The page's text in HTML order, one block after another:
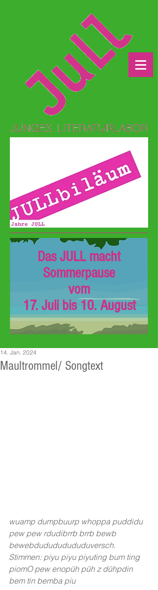
Das JULL macht
Sommerpause
vom
17. Juli bis 10. August
Maultrommel/ Songtext
14. Jan. 2024
wuamp dumpbuurp whoppa puddidu
pew pew rdudibrrb brrb bewb
bewebdudududududuversch.
Stimmen: piyu piyu piyuting bum ting
piomO pew enopüh püh z dühpdin
bem tin bemba piu